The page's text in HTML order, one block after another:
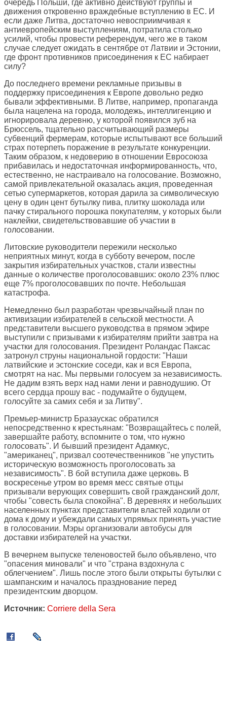
очередь Польши, где активно действуют группы и
движения откровенно враждебные вступлению в ЕС. И
если даже Литва, достаточно невосприимчивая к
антиевропейским выступлениям, потратила столько
усилий, чтобы провести референдум, чего же в таком
случае следует ожидать в сентябре от Латвии и Эстонии,
где фронт противников присоединения к ЕС набирает
силу?
До последнего времени рекламные призывы в
поддержку присоединения к Европе довольно редко
бывали эффективными. В Литве, например, пропаганда
была нацелена на города, молодежь, интеллигенцию и
игнорировала деревню, у которой появился зуб на
Брюссель, тщательно рассчитывающий размеры
субвенций фермерам, которые испытывают все больший
страх потерпеть поражение в результате конкуренции.
Таким образом, к недоверию в отношении Евросоюза
прибавилась и недостаточная информированность, что,
естественно, не настраивало на голосование. Возможно,
самой привлекательной оказалась акция, проведенная
сетью супермаркетов, которая дарила за символическую
цену в один цент бутылку пива, плитку шоколада или
пачку стирального порошка покупателям, у которых были
наклейки, свидетельствовавшие об участии в
голосовании.
Литовские руководители пережили несколько
неприятных минут, когда в субботу вечером, после
закрытия избирательных участков, стали известны
данные о количестве проголосовавших: около 23% плюс
еще 7% проголосовавших по почте. Небольшая
катастрофа.
Немедленно был разработан чрезвычайный план по
активизации избирателей в сельской местности. А
представители высшего руководства в прямом эфире
выступили с призывами к избирателям прийти завтра на
участки для голосования. Президент Роландас Паксас
затронул струны национальной гордости: "Наши
латвийские и эстонские соседи, как и вся Европа,
смотрят на нас. Мы первыми голосуем за независимость.
Не дадим взять верх над нами лени и равнодушию. От
всего сердца прошу вас - подумайте о будущем,
голосуйте за самих себя и за Литву".
Премьер-министр Бразаускас обратился
непосредственно к крестьянам: "Возвращайтесь с полей,
завершайте работу, вспомните о том, что нужно
голосовать". И бывший президент Адамкус,
"американец", призвал соотечественников "не упустить
историческую возможность проголосовать за
независимость". В бой вступила даже церковь. В
воскресенье утром во время месс святые отцы
призывали верующих совершить свой гражданский долг,
чтобы "совесть была спокойна". В деревнях и небольших
населенных пунктах представители властей ходили от
дома к дому и убеждали самых упрямых принять участие
в голосовании. Мэры организовали автобусы для
доставки избирателей на участки.
В вечернем выпуске теленовостей было объявлено, что
"опасения миновали" и что "страна вздохнула с
облегчением". Лишь после этого были открыты бутылки с
шампанским и началось празднование перед
президентским дворцом.
Источник: Corriere della Sera